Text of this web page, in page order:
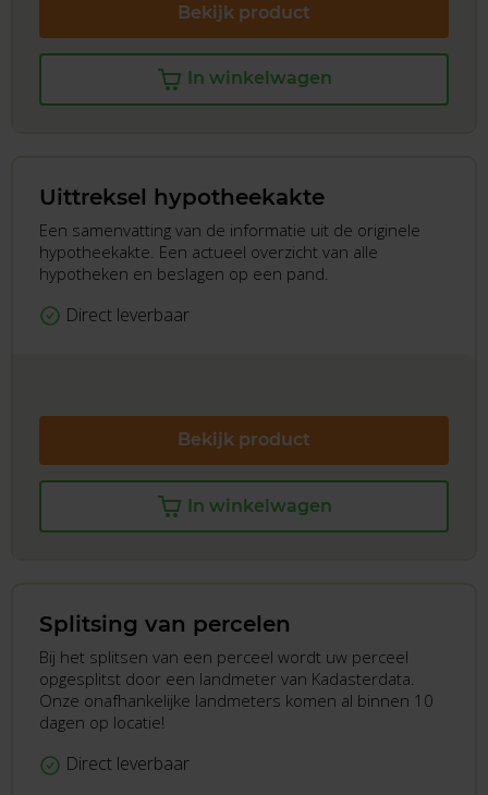
Bekijk product
In winkelwagen
Uittreksel hypotheekakte
Een samenvatting van de informatie uit de originele
hypotheekakte. Een actueel overzicht van alle
hypotheken en beslagen op een pand.
Direct leverbaar
Bekijk product
In winkelwagen
Splitsing van percelen
Bij het splitsen van een perceel wordt uw perceel
opgesplitst door een landmeter van Kadasterdata.
Onze onafhankelijke landmeters komen al binnen 10
dagen op locatie!
Direct leverbaar